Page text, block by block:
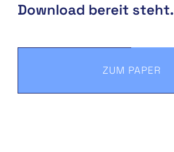
Download bereit steht.
ZUM PAPER